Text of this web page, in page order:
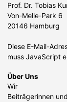
Prof. Dr. Tobias
Von-Melle-Park 6
20146 Hamburg
Diese E-Mail-
muss JavaScript
Über Uns
Wir
Beiträgerinnen